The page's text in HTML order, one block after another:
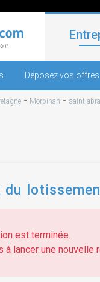
Déposez vos offres
- Morbihan - saint-
du
est terminée.
à lancer une